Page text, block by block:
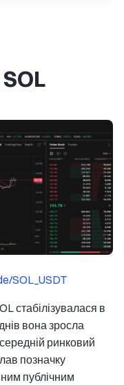
SOL_USDT
стабілізувалася в
вона зросла
ринковий
позначку
публічним